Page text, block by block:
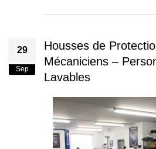
29
Sep
Housses de
Mécaniciens –
Lavables